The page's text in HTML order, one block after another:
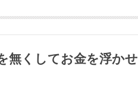
無くしてお金を浮かせ